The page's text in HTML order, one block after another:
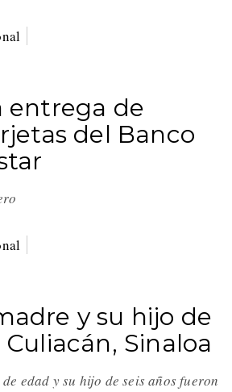
entrega de
del Banco
y su hijo de
Sinaloa
edad y su hijo de seis años fueron